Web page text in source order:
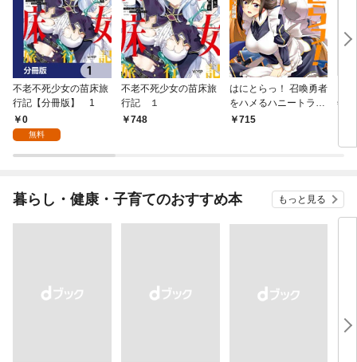
不老不死少女の苗床旅
行記【分冊版】 1
0
無料
不老不死少女の苗床旅
行記 １
748
はにとらっ！ 召喚勇者
をハメるハニートラッ
プ包囲網 1
715
年9
暮らし・健康・子育てのおすすめ本 もっと見る